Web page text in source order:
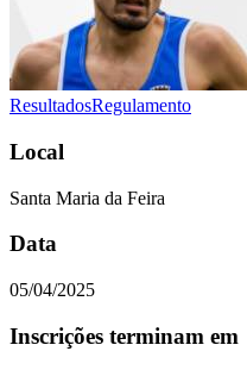
ResultadosRegulamento
Local
Santa Maria da Feira
Data
05/04/2025
Inscrições terminam em